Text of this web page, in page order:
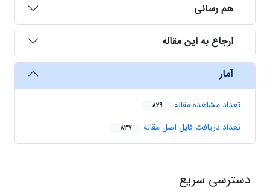
هم رسانی
ارجاع به این مقاله
آمار
تعداد مشاهده مقاله 829
تعداد دریافت فایل اصل مقاله 837
دسترسی سریع